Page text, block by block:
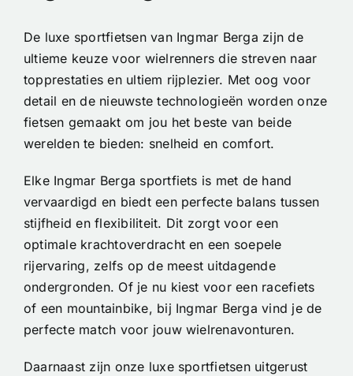
De luxe sportfietsen van Ingmar Berga zijn de
ultieme keuze voor wielrenners die streven naar
topprestaties en ultiem rijplezier. Met oog voor
detail en de nieuwste technologieën worden onze
fietsen gemaakt om jou het beste van beide
werelden te bieden: snelheid en comfort.
Elke Ingmar Berga sportfiets is met de hand
vervaardigd en biedt een perfecte balans tussen
stijfheid en flexibiliteit. Dit zorgt voor een
optimale krachtoverdracht en een soepele
rijervaring, zelfs op de meest uitdagende
ondergronden. Of je nu kiest voor een racefiets
of een mountainbike, bij Ingmar Berga vind je de
perfecte match voor jouw wielrenavonturen.
Daarnaast zijn onze luxe sportfietsen uitgerust